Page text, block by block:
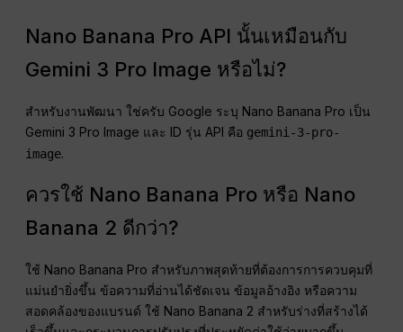
Nano Banana Pro API นั้นเหมือนกับ
Gemini 3 Pro Image หรือไม่?
สำหรับงานพัฒนา ใช่ครับ Google ระบุ Nano Banana Pro เป็น
Gemini 3 Pro Image และ ID รุ่น API คือ gemini-3-pro-
image.
ควรใช้ Nano Banana Pro หรือ Nano
Banana 2 ดีกว่า?
ใช้ Nano Banana Pro สำหรับภาพสุดท้ายที่ต้องการการควบคุมที่
แม่นยำยิ่งขึ้น ข้อความที่อ่านได้ชัดเจน ข้อมูลอ้างอิง หรือความ
สอดคล้องของแบรนด์ ใช้ Nano Banana 2 สำหรับร่างที่สร้างได้